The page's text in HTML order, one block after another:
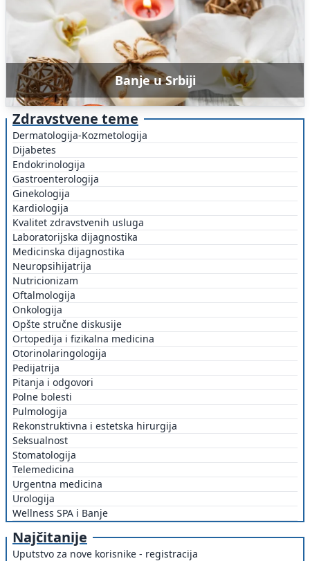
Banje u Srbiji
Zdravstvene teme
Dermatologija-Kozmetologija
Dijabetes
Endokrinologija
Gastroenterologija
Ginekologija
Kardiologija
Kvalitet zdravstvenih usluga
Laboratorijska dijagnostika
Medicinska dijagnostika
Neuropsihijatrija
Nutricionizam
Oftalmologija
Onkologija
Opšte stručne diskusije
Ortopedija i fizikalna medicina
Otorinolaringologija
Pedijatrija
Pitanja i odgovori
Polne bolesti
Pulmologija
Rekonstruktivna i estetska hirurgija
Seksualnost
Stomatologija
Telemedicina
Urgentna medicina
Urologija
Wellness SPA i Banje
Najčitanije
Uputstvo za nove korisnike - registracija